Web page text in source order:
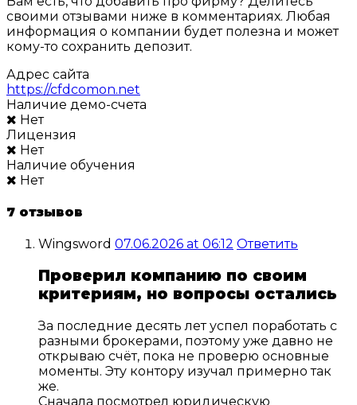
своими отзывами ниже в комментариях. Любая
информация о компании будет полезна и может
кому-то сохранить депозит.
Адрес сайта
https://cfdcomon.net
Наличие демо-счета
Нет
Лицензия
Нет
Наличие обучения
Нет
7 отзывов
Wingsword 07.06.2026 at 06:12 Ответить
Проверил компанию по своим
критериям, но вопросы остались
За последние десять лет успел поработать с
разными брокерами, поэтому уже давно не
открываю счёт, пока не проверю основные
моменты. Эту контору изучал примерно так
же.
Сначала посмотрел юридическую